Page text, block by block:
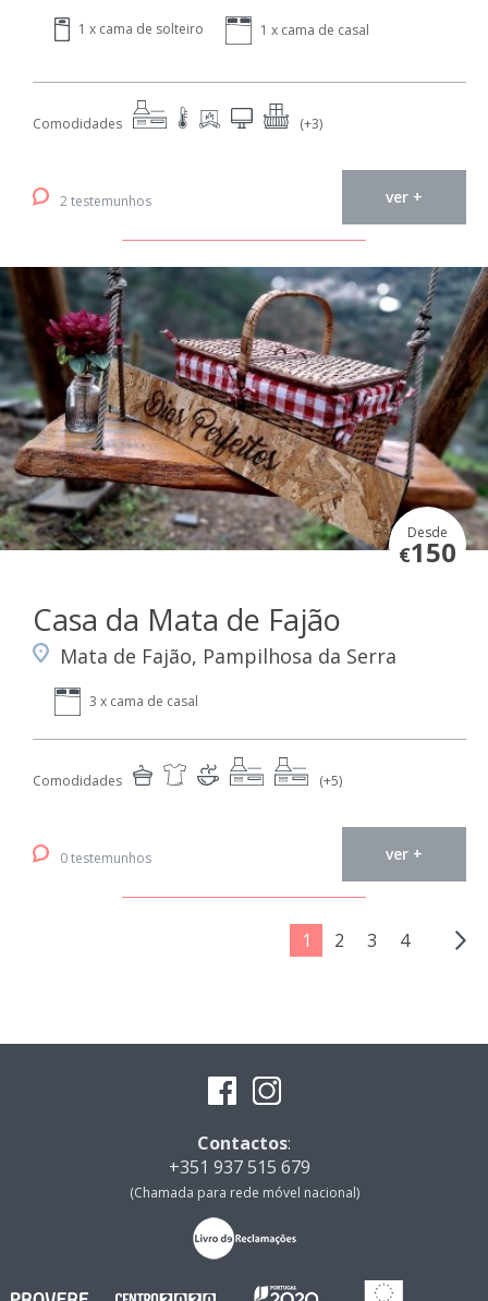
1 x cama de solteiro 1 x cama de casal
Comodidades (+3)
2 testemunhos ver +
Desde
€150
Casa da Mata de Fajão
Mata de Fajão, Pampilhosa da Serra
3 x cama de casal
Comodidades (+5)
0 testemunhos ver +
1 2 3 4
Contactos:
+351 937 515 679
(Chamada para rede móvel nacional)